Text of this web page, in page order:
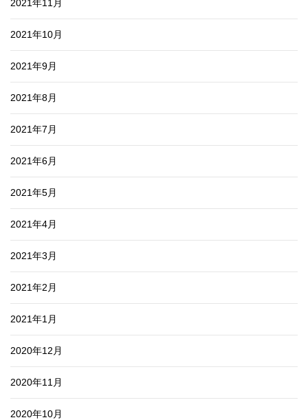
2021年11月
2021年10月
2021年9月
2021年8月
2021年7月
2021年6月
2021年5月
2021年4月
2021年3月
2021年2月
2021年1月
2020年12月
2020年11月
2020年10月